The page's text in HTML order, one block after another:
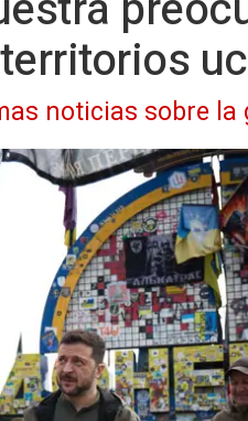
noticias sobre la